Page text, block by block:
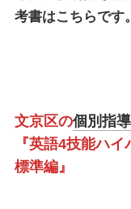
考書はこちらです。
文京区の個別指導
『英語4技能ハ
標準編』